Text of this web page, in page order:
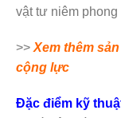
vật tư niêm phong
>> Xem thêm
cộng lực
Đặc điểm kỹ